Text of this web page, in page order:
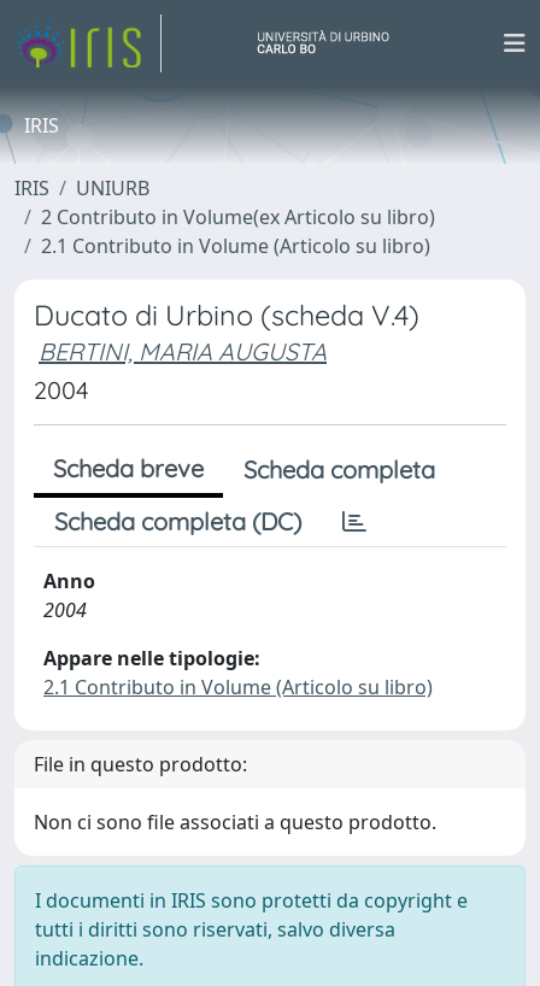
IRIS
IRIS
UNIURB
2 Contributo in Volume(ex Articolo su libro)
2.1 Contributo in Volume (Articolo su libro)
Ducato di Urbino (scheda V.4)
BERTINI, MARIA AUGUSTA
2004
Scheda breve
Scheda completa
Scheda completa (DC)
Anno
2004
Appare nelle tipologie:
2.1 Contributo in Volume (Articolo su libro)
File in questo prodotto:
Non ci sono file associati a questo prodotto.
I documenti in IRIS sono protetti da copyright e
tutti i diritti sono riservati, salvo diversa
indicazione.